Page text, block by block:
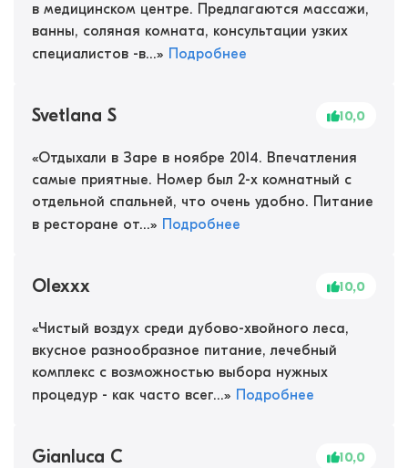
в медицинском центре. Предлагаются массажи,
ванны, соляная комната, консультации узких
специалистов -в...» Подробнее
Svetlana S 10,0
«Отдыхали в Заре в ноябре 2014. Впечатления
самые приятные. Номер был 2-х комнатный с
отдельной спальней, что очень удобно. Питание
в ресторане от...» Подробнее
Olexxx 10,0
«Чистый воздух среди дубово-хвойного леса,
вкусное разнообразное питание, лечебный
комплекс с возможностью выбора нужных
процедур - как часто всег...» Подробнее
Gianluca C 10,0